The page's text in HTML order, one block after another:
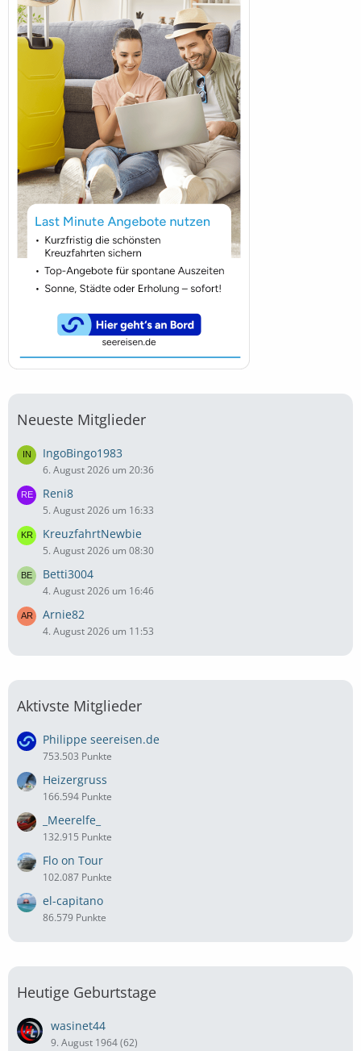
Neueste Mitglieder
IngoBingo1983
6. August 2026 um 20:36
Reni8
5. August 2026 um 16:33
KreuzfahrtNewbie
5. August 2026 um 08:30
Betti3004
4. August 2026 um 16:46
Arnie82
4. August 2026 um 11:53
Aktivste Mitglieder
Philippe seereisen.de
753.503 Punkte
Heizergruss
166.594 Punkte
_Meerelfe_
132.915 Punkte
Flo on Tour
102.087 Punkte
el-capitano
86.579 Punkte
Heutige Geburtstage
wasinet44
9. August 1964 (62)